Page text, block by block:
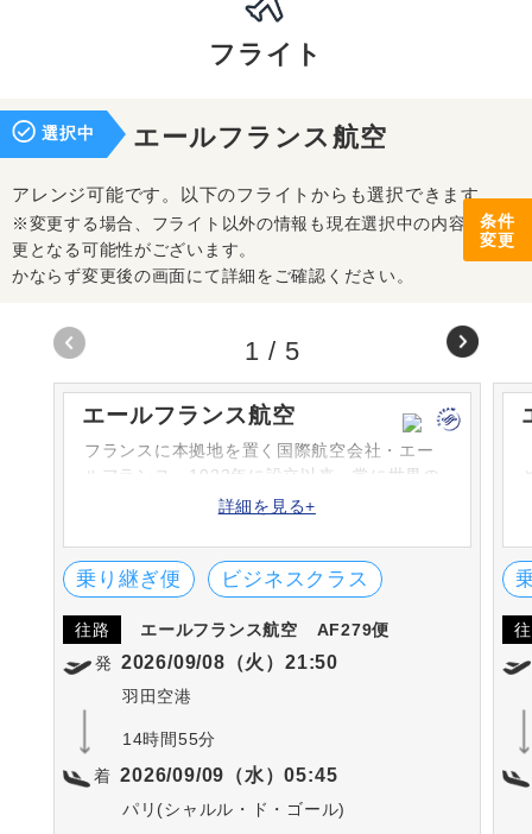
条件
変更
フライト
選択中 エールフランス航空
アレンジ可能です。以下のフライトからも選択できます。
※変更する場合、フライト以外の情報も現在選択中の内容から変
更となる可能性がございます。
かならず変更後の画面にて詳細をご確認ください。
エールフランス航空
フランスに本拠地を置く国際航空会社・エー
ルフランス。1933年に設立以来、常に世界の
先頭をゆく航空会社です。多くのお客さまが
ます。500以上の世界各都市へ就航していま
す。
詳細を見る+
乗り継ぎ便 ビジネスクラス
往路 エールフランス航空
AF279便
発 2026/09/08（火）21:50
羽田空港
14時間55分
着 2026/09/09（水）05:45
パリ(シャルル・ド・ゴール)
1 / 5